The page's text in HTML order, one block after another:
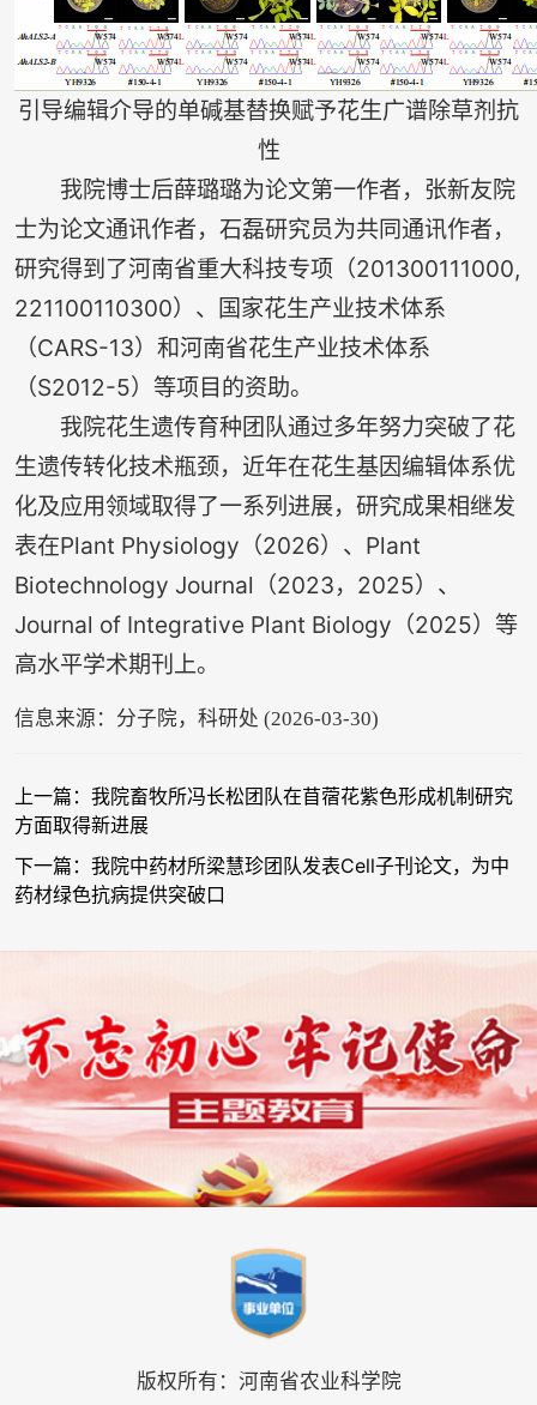
引导编辑介导的单碱基替换赋予花生广谱除草剂抗
性
我院博士后薛璐璐为论文第一作者，张新友院
士为论文通讯作者，石磊研究员为共同通讯作者，
研究得到了河南省重大科技专项（201300111000,
221100110300）、国家花生产业技术体系
（CARS-13）和河南省花生产业技术体系
（S2012-5）等项目的资助。
我院花生遗传育种团队通过多年努力突破了花
生遗传转化技术瓶颈，近年在花生基因编辑体系优
化及应用领域取得了一系列进展，研究成果相继发
表在Plant Physiology（2026）、Plant
Biotechnology Journal（2023，2025）、
Journal of Integrative Plant Biology（2025）等
高水平学术期刊上。
信息来源：分子院，科研处 (2026-03-30)
上一篇：我院畜牧所冯长松团队在苜蓿花紫色形成机制研究
方面取得新进展
下一篇：我院中药材所梁慧珍团队发表Cell子刊论文，为中
药材绿色抗病提供突破口
版权所有：河南省农业科学院